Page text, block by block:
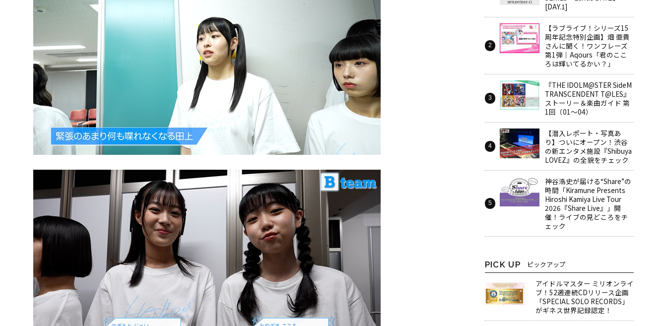
[DAY.1]
【ラブライブ！シリーズ15
周年記念特別企画】畑 亜貴
さんに聞く！ワンフレーズ
第1弾｜Aqours「君のここ
ろは輝いてるかい？」
『THE IDOLM@STER SideM
TRANSCENDENT T@LES』
ストーリー＆楽曲ガイド 第
1回（01～04）
【潜入レポート・写真あ
り】ついにオープン！渋谷
の新エンタメ施設『Shibuya
LOVEZ』の全貌をチェック
神谷浩史が届ける“Share”の
時間――「Kiramune Presents
Hiroshi Kamiya Live Tour
2026『Share Live』」開
催！ライブの見どころをチ
ェック
PICK UP ピックアップ
アイドルマスター ミリオンライ
ブ！52週連続CDリリース企画
「SPECIAL SOLO RECORDS」
がギネス世界記録認定！